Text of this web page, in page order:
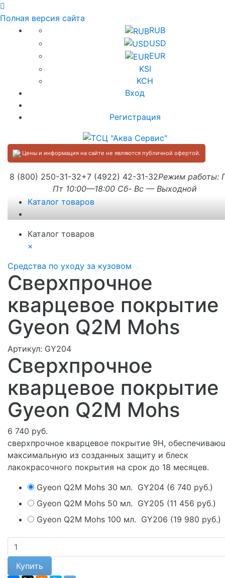
Полная версия сайта
RUB
USD
EUR
KSI
KCH
Вход
Регистрация
Цены и информация на сайте не являются публичной офертой.
8 (800) 250-31-32+7 (4922) 42-31-32Режим работы:
Пт 10:00—18:00 Сб- Вс — Выходной
Каталог товаров
Каталог товаров
×
Средства по уходу за кузовом
Сверхпрочное
кварцевое покрытие
Gyeon Q2M Mohs
Артикул: GY204
Сверхпрочное
кварцевое покрытие
Gyeon Q2M Mohs
6 740 руб.
сверхпрочное кварцевое покрытие 9H,
максимальную из ‎созданных ‎защиту и блеск
лакокрасочного покрытия на срок ‎до 18 месяцев.
Gyeon Q2M Mohs 30 мл. GY204 (6 740 руб.)
Gyeon Q2M Mohs 50 мл. GY205 (11 456 руб.)
Gyeon Q2M Mohs 100 мл. GY206 (19 980 руб.)
Купить